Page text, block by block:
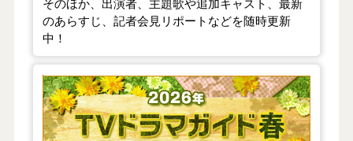
のあらすじ、記者会見リポートなどを随時更新
中！
【2026年春】TVドラマガイド